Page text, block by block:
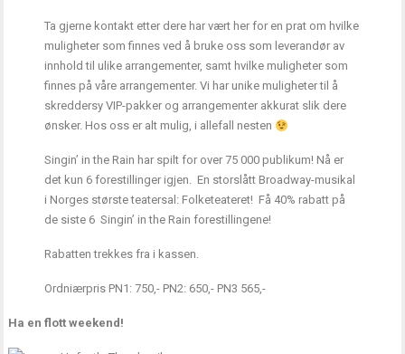
Ta gjerne kontakt etter dere har vært her for en prat om hvilke
muligheter som finnes ved å bruke oss som leverandør av
innhold til ulike arrangementer, samt hvilke muligheter som
finnes på våre arrangementer. Vi har unike muligheter til å
skreddersy VIP-pakker og arrangementer akkurat slik dere
ønsker. Hos oss er alt mulig, i allefall nesten
Singin’ in the Rain har spilt for over 75 000 publikum! Nå er
det kun 6 forestillinger igjen. En storslått Broadway-musikal
i Norges største teatersal: Folketeateret! Få 40% rabatt på
de siste 6 Singin’ in the Rain forestillingene!
Rabatten trekkes fra i kassen.
Ordniærpris PN1: 750,- PN2: 650,- PN3 565,-
Ha en flott weekend!